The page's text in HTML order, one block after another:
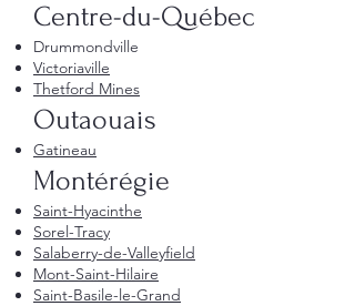
Centre-du-Québec
Drummondville
Victoriaville
Thetford Mines
Outaouais
Gatineau
Montérégie
Saint-Hyacinthe
Sorel-Tracy
Salaberry-de-Valleyfield
Mont-Saint-Hilaire
Saint-Basile-le-Grand